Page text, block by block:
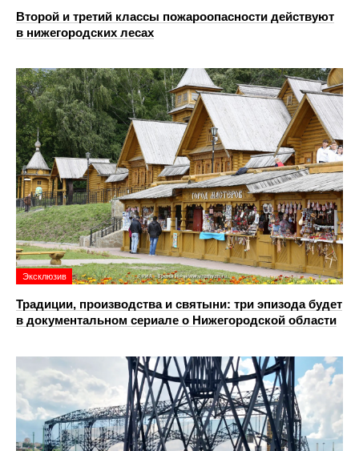
Второй и третий классы пожароопасности действуют
в нижегородских лесах
Эксклюзив
Традиции, производства и святыни: три эпизода будет
в документальном сериале о Нижегородской области